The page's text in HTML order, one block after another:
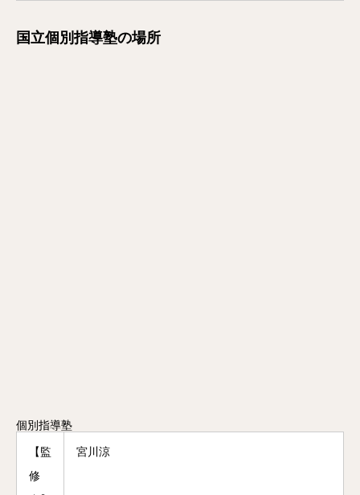
国立個別指導塾の場所
個別指導塾
【監
修
宮川涼